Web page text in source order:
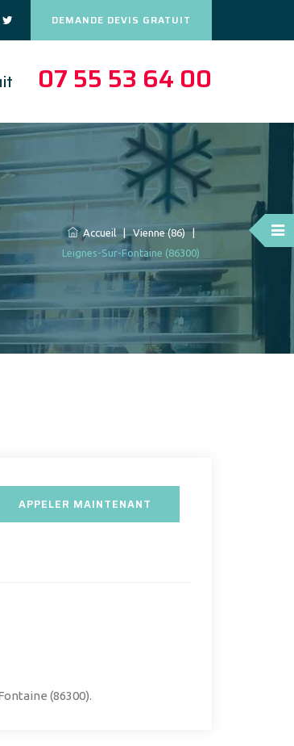
DEMANDE DEVIS GRATUIT
07 55 53 64 00
Accueil | Vienne (86) |
Leignes-Sur-Fontaine (86300)
APPELER MAINTENANT
(86300).